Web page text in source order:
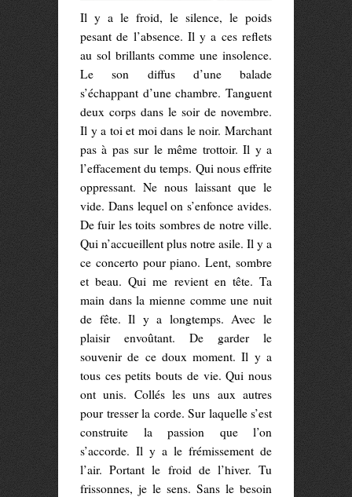
Il y a le froid, le silence, le poids
pesant de l’absence. Il y a ces reflets
au sol brillants comme une insolence.
Le son diffus d’une balade
s’échappant d’une chambre. Tanguent
deux corps dans le soir de novembre.
Il y a toi et moi dans le noir. Marchant
pas à pas sur le même trottoir. Il y a
l’effacement du temps. Qui nous effrite
oppressant. Ne nous laissant que le
vide. Dans lequel on s’enfonce avides.
De fuir les toits sombres de notre ville.
Qui n’accueillent plus notre asile. Il y a
ce concerto pour piano. Lent, sombre
et beau. Qui me revient en tête. Ta
main dans la mienne comme une nuit
de fête. Il y a longtemps. Avec le
plaisir envoûtant. De garder le
souvenir de ce doux moment. Il y a
tous ces petits bouts de vie. Qui nous
ont unis. Collés les uns aux autres
pour tresser la corde. Sur laquelle s’est
construite la passion que l’on
s’accorde. Il y a le frémissement de
l’air. Portant le froid de l’hiver. Tu
frissonnes, je le sens. Sans le besoin